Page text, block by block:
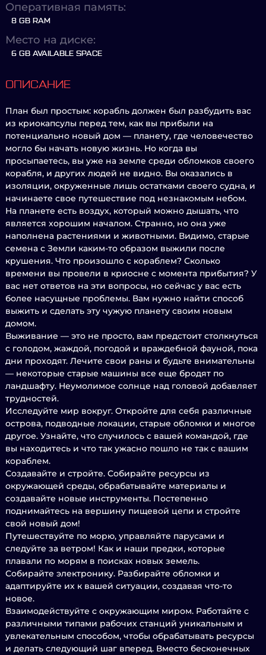
Оперативная память:
8 GB RAM
Место на диске:
6 GB AVAILABLE SPACE
ОПИСАНИЕ
План был простым: корабль должен был разбудить вас
из криокапсулы перед тем, как вы прибыли на
потенциально новый дом — планету, где человечество
могло бы начать новую жизнь. Но когда вы
просыпаетесь, вы уже на земле среди обломков своего
корабля, и других людей не видно. Вы оказались в
изоляции, окруженные лишь остатками своего судна, и
начинаете свое путешествие под незнакомым небом.
На планете есть воздух, который можно дышать, что
является хорошим началом. Странно, но она уже
наполнена растениями и животными. Видимо, старые
семена с Земли каким-то образом выжили после
крушения. Что произошло с кораблем? Сколько
времени вы провели в криосне с момента прибытия? У
вас нет ответов на эти вопросы, но сейчас у вас есть
более насущные проблемы. Вам нужно найти способ
выжить и сделать эту чужую планету своим новым
домом.
Выживание — это не просто, вам предстоит столкнуться
с голодом, жаждой, погодой и враждебной фауной, пока
дни проходят. Лечите свои раны и будьте внимательны
— некоторые старые машины все еще бродят по
ландшафту. Неумолимое солнце над головой добавляет
трудностей.
Исследуйте мир вокруг. Откройте для себя различные
острова, подводные локации, старые обломки и многое
другое. Узнайте, что случилось с вашей командой, где
вы находитесь и что так ужасно пошло не так с вашим
кораблем.
Создавайте и стройте. Собирайте ресурсы из
окружающей среды, обрабатывайте материалы и
создавайте новые инструменты. Постепенно
поднимайтесь на вершину пищевой цепи и стройте
свой новый дом!
Путешествуйте по морю, управляйте парусами и
следуйте за ветром! Как и наши предки, которые
плавали по морям в поисках новых земель.
Собирайте электронику. Разбирайте обломки и
адаптируйте их к вашей ситуации, создавая что-то
новое.
Взаимодействуйте с окружающим миром. Работайте с
различными типами рабочих станций уникальным и
увлекательным способом, чтобы обрабатывать ресурсы
и делать следующий шаг вперед. Вместо бесконечных